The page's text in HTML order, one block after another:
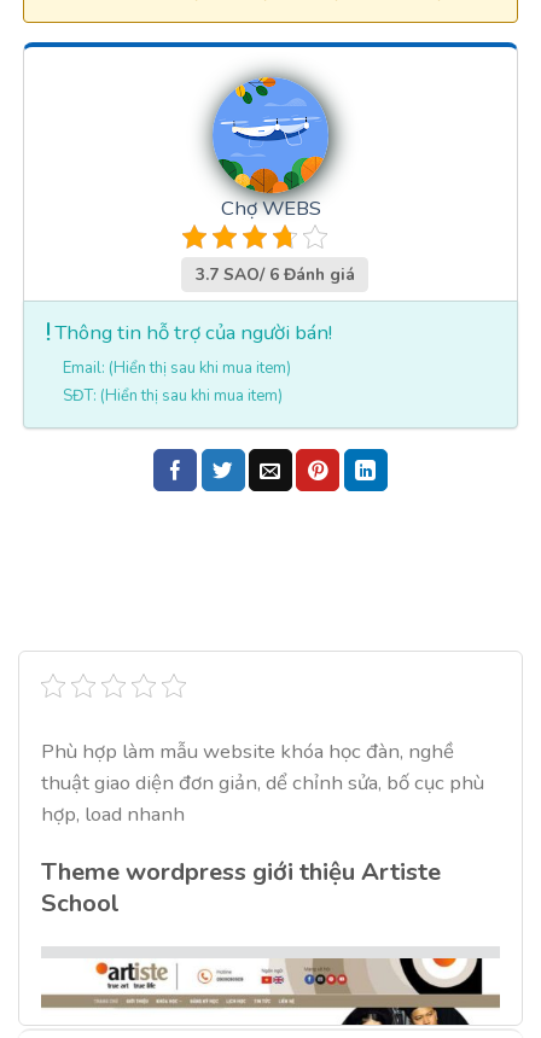
Chợ WEBS
3.7 SAO/ 6 Đánh giá
Thông tin hỗ trợ của người bán!
Email: (Hiển thị sau khi mua item)
SĐT: (Hiển thị sau khi mua item)
Phù hợp làm mẫu website khóa học đàn, nghề
thuật giao diện đơn giản, dể chỉnh sửa, bố cục phù
hợp, load nhanh
Theme wordpress giới thiệu Artiste
School